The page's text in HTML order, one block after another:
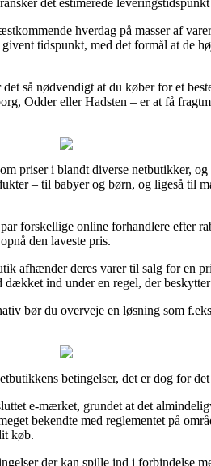
hverdag på masser af
tidspunkt, med det formål at de
så nødvendigt at du køber for et
Odder eller Hadsten – er at få
priser i blandt diverse netbutikker,
– til babyer og børn, og ligeså til
forskellige online forhandlere efter
den laveste pris.
afhænder deres varer til salg for en
ind under en regel, der
bør du overveje en løsning som
betingelser, det er dog for
e-mærket, grundet at det
bekendte med reglementet på
køb.
der kan spille ind i forbindelse